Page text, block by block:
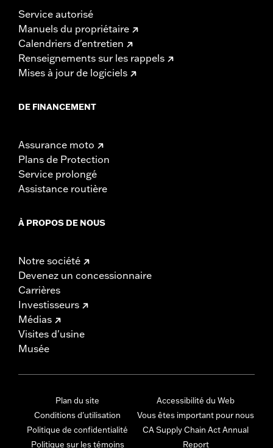
Service autorisé
Manuels du propriétaire
Calendriers d'entretien
Renseignements sur les rappels
Mises à jour de logiciels
DE FINANCEMENT
Assurance moto
Plans de Protection
Service prolongé
Assistance routière
À PROPOS DE NOUS
Notre société
Devenez un concessionnaire
Carrières
Investisseurs
Médias
Visites d'usine
Musée
Plan du site
Conditions d'utilisation
Politique de confidentialité
Politique sur les témoins
Accessibilité du Web
Vous êtes important pour nous
CA Supply Chain Act Annual
Report